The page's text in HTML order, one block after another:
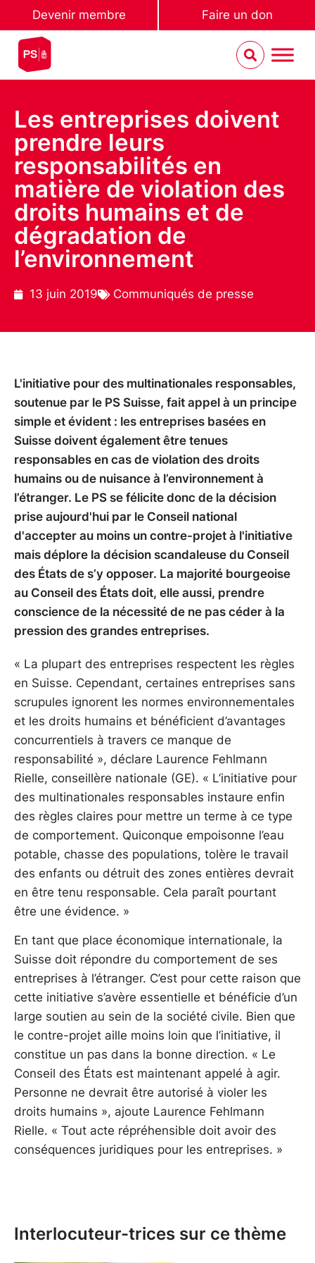
Devenir membre Faire un don
Les entreprises doivent
prendre leurs
responsabilités en
matière de violation des
droits humains et de
dégradation de
l’environnement
13 juin 2019 Communiqués de presse
L'initiative pour des multinationales responsables,
soutenue par le PS Suisse, fait appel à un principe
simple et évident : les entreprises basées en
Suisse doivent également être tenues
responsables en cas de violation des droits
humains ou de nuisance à l’environnement à
l’étranger. Le PS se félicite donc de la décision
prise aujourd'hui par le Conseil national
d'accepter au moins un contre-projet à l'initiative
mais déplore la décision scandaleuse du Conseil
des États de s’y opposer. La majorité bourgeoise
au Conseil des États doit, elle aussi, prendre
conscience de la nécessité de ne pas céder à la
pression des grandes entreprises.
« La plupart des entreprises respectent les règles
en Suisse. Cependant, certaines entreprises sans
scrupules ignorent les normes environnementales
et les droits humains et bénéficient d’avantages
concurrentiels à travers ce manque de
responsabilité », déclare Laurence Fehlmann
Rielle, conseillère nationale (GE). « L’initiative pour
des multinationales responsables instaure enfin
des règles claires pour mettre un terme à ce type
de comportement. Quiconque empoisonne l’eau
potable, chasse des populations, tolère le travail
des enfants ou détruit des zones entières devrait
en être tenu responsable. Cela paraît pourtant
être une évidence. »
En tant que place économique internationale, la
Suisse doit répondre du comportement de ses
entreprises à l’étranger. C’est pour cette raison que
cette initiative s’avère essentielle et bénéficie d’un
large soutien au sein de la société civile. Bien que
le contre-projet aille moins loin que l’initiative, il
constitue un pas dans la bonne direction. « Le
Conseil des États est maintenant appelé à agir.
Personne ne devrait être autorisé à violer les
droits humains », ajoute Laurence Fehlmann
Rielle. « Tout acte répréhensible doit avoir des
conséquences juridiques pour les entreprises. »
Interlocuteur-trices sur ce thème